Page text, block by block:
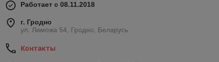
Работает с 08.11.2018
г. Гродно
ул. Лиможа 54, Гродно, Беларусь
Контакты